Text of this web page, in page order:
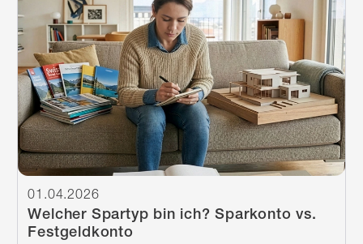
Welcher Spartyp bin ich? Sparkonto vs.
Festgeldkonto
01.04.2026